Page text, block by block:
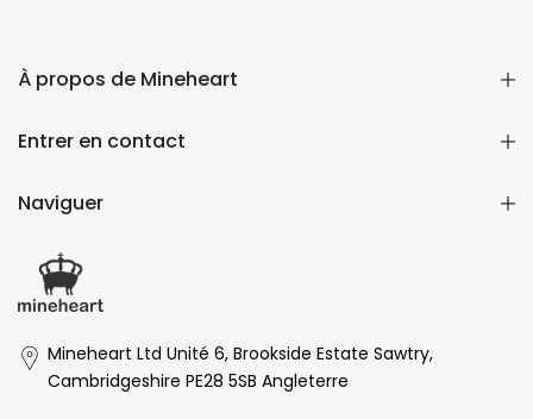
À propos de Mineheart
Entrer en contact
Naviguer
Mineheart Ltd Unité 6, Brookside Estate Sawtry,
Cambridgeshire PE28 5SB Angleterre